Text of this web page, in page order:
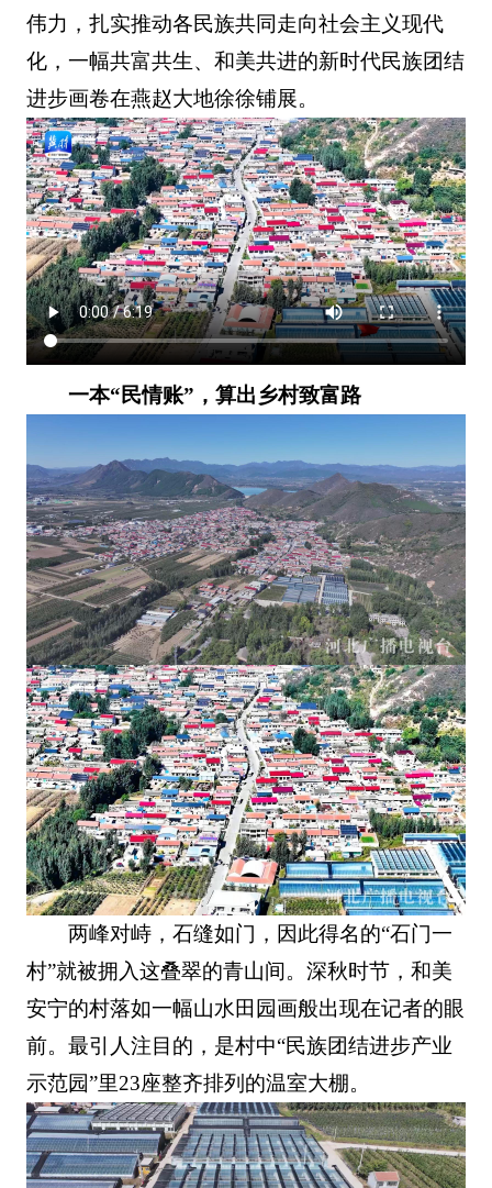
伟力，扎实推动各民族共同走向社会主义现代
化，一幅共富共生、和美共进的新时代民族团结
进步画卷在燕赵大地徐徐铺展。
一本“民情账”，算出乡村致富路
两峰对峙，石缝如门，因此得名的“石门一
村”就被拥入这叠翠的青山间。深秋时节，和美
安宁的村落如一幅山水田园画般出现在记者的眼
前。最引人注目的，是村中“民族团结进步产业
示范园”里23座整齐排列的温室大棚。